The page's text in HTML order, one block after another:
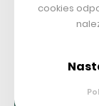
že to udělala,
nervovými
opravdu
cookies